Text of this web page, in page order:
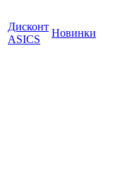
Дисконт
ASICS
Новинки